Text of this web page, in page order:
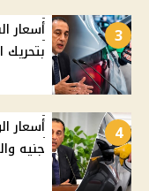
3
أسعار
بتحريك
4
جنيه